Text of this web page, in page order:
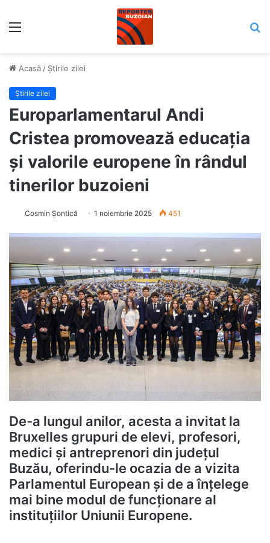
Acasă / Știrile zilei
Știrile zilei
Europarlamentarul Andi
Cristea promovează educația
și valorile europene în rândul
tinerilor buzoieni
Cosmin Șontică 1 noiembrie 2025 451
De-a lungul anilor, acesta a invitat la
Bruxelles grupuri de elevi, profesori,
medici și antreprenori din județul
Buzău, oferindu-le ocazia de a vizita
Parlamentul European și de a înțelege
mai bine modul de funcționare al
instituțiilor Uniunii Europene.